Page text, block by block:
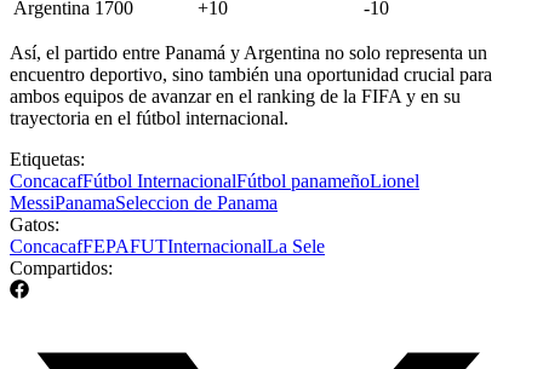
Argentina 1700 +10 -10
Así, el partido entre Panamá y Argentina no solo representa un
encuentro deportivo, sino también una oportunidad crucial para
ambos equipos de avanzar en el ranking de la FIFA y en su
trayectoria en el fútbol internacional.
Etiquetas:
ConcacafFútbol InternacionalFútbol panameñoLionel
MessiPanamaSeleccion de Panama
Gatos:
ConcacafFEPAFUTInternacionalLa Sele
Compartidos: